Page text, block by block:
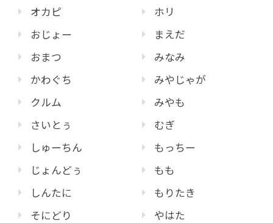
オカピ
おじょー
おまつ
かわぐち
クルム
さいとぅ
しゅーちん
じょんどぅ
しんたに
そにどり
ホリ
まえだ
みなみ
みやじゃが
みやも
むぎ
もっちー
もも
もりたき
やはた